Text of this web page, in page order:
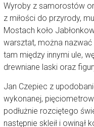
Wyroby z samorostów
z miłości do przyrody,
Mostach koło
warsztat, można
tam między innymi ule,
drewniane laski oraz
Jan Czepiec z
wykonanej,
podłużnie rozciętego
następnie skleił i owinął